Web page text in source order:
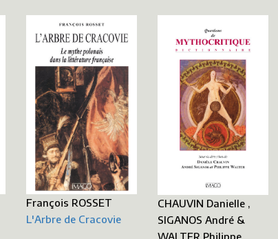
François ROSSET
L'Arbre de Cracovie
CHAUVIN Danielle ,
SIGANOS André &
WALTER Philippe